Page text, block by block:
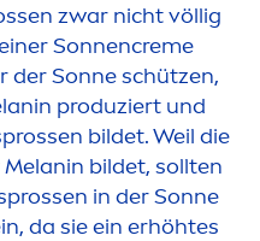
zwar nicht völlig
Sonnencreme
der Sonne schützen,
produziert und
bildet. Weil die
bildet, sollten
in der Sonne
da sie ein erhöhtes